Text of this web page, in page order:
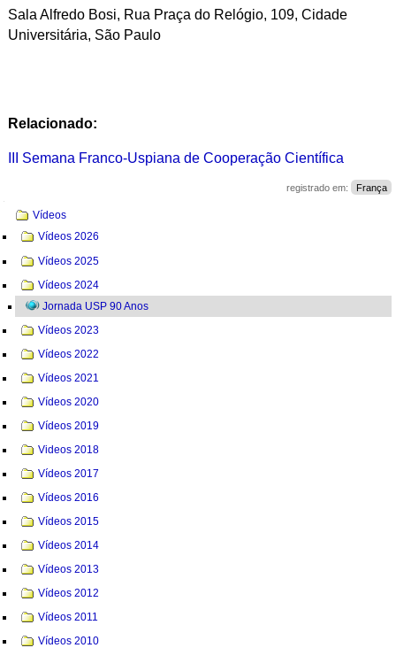
Sala Alfredo Bosi, Rua Praça do Relógio, 109, Cidade
Universitária, São Paulo
Relacionado:
III Semana Franco-Uspiana de Cooperação Científica
registrado em: França
Navegação
Vídeos
Vídeos 2026
Vídeos 2025
Vídeos 2024
Jornada USP 90 Anos
Vídeos 2023
Vídeos 2022
Vídeos 2021
Vídeos 2020
Vídeos 2019
Videos 2018
Vídeos 2017
Vídeos 2016
Vídeos 2015
Vídeos 2014
Vídeos 2013
Vídeos 2012
Vídeos 2011
Vídeos 2010